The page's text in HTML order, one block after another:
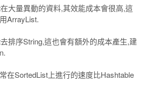
大量異動的資料,其效能成本會很高,這
ArrayList.
排序String,這也會有額外的成本產生,建
在SortedList上進行的速度比Hashtable